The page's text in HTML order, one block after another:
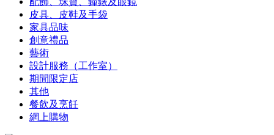
皮具、皮鞋及手袋
家具品味
創意禮品
藝術
設計服務（工作室）
期間限定店
其他
餐飲及烹飪
網上購物